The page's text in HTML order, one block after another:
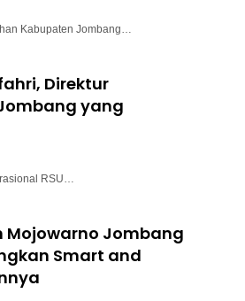
Kabupaten Jombang…
Direktur
yang
RSU…
Mojowarno Jombang
Smart and